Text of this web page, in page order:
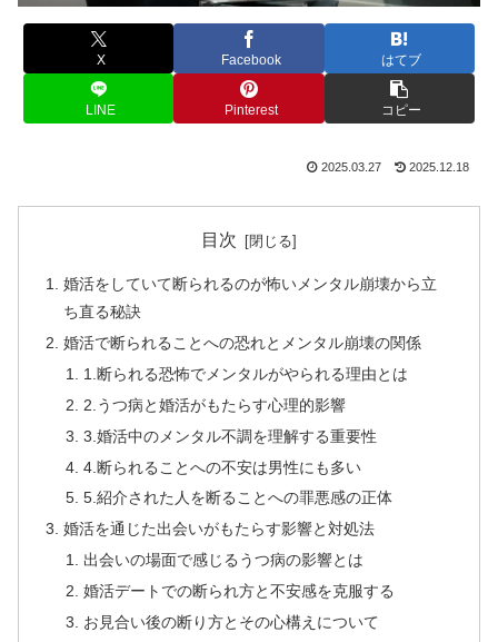
X Facebook はてブ
LINE Pinterest コピー
2025.03.27 2025.12.18
目次
婚活をしていて断られるのが怖いメンタル崩壊から立
ち直る秘訣
婚活で断られることへの恐れとメンタル崩壊の関係
1.断られる恐怖でメンタルがやられる理由とは
2.うつ病と婚活がもたらす心理的影響
3.婚活中のメンタル不調を理解する重要性
4.断られることへの不安は男性にも多い
5.紹介された人を断ることへの罪悪感の正体
婚活を通じた出会いがもたらす影響と対処法
出会いの場面で感じるうつ病の影響とは
婚活デートでの断られ方と不安感を克服する
お見合い後の断り方とその心構えについて